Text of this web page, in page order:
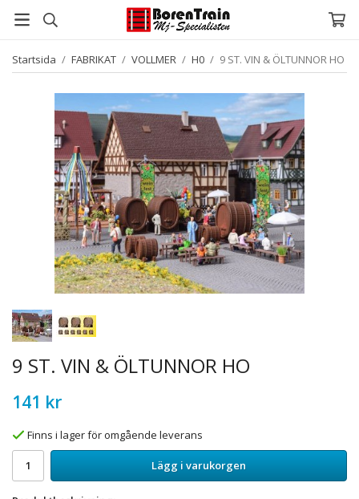
Startsida / FABRIKAT / VOLLMER / H0 / 9 ST. VIN & ÖLTUNNOR HO
9 ST. VIN & ÖLTUNNOR HO
141 kr
Finns i lager för omgående leverans
Lägg i varukorgen